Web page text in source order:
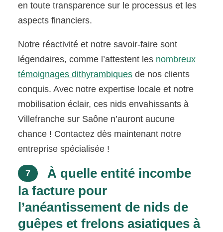
en toute transparence sur le processus et les
aspects financiers.
Notre réactivité et notre savoir-faire sont
légendaires, comme l’attestent les nombreux
témoignages dithyrambiques de nos clients
conquis. Avec notre expertise locale et notre
mobilisation éclair, ces nids envahissants à
Villefranche sur Saône n’auront aucune
chance ! Contactez dès maintenant notre
entreprise spécialisée !
7
À quelle entité incombe
la facture pour
l’anéantissement de nids de
guêpes et frelons asiatiques à